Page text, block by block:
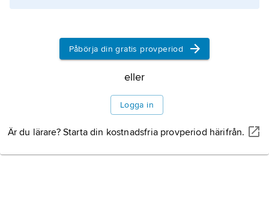
Påbörja din gratis provperiod
eller
Logga in
Är du lärare? Starta din kostnadsfria provperiod härifrån.